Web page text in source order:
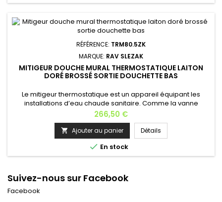
RÉFÉRENCE: TRM80.5ZK
MARQUE: RAV SLEZAK
MITIGEUR DOUCHE MURAL THERMOSTATIQUE LAITON
DORÉ BROSSÉ SORTIE DOUCHETTE BAS
Le mitigeur thermostatique est un appareil équipant les
installations d’eau chaude sanitaire. Comme la vanne
thermostatique, il réalise une action sur les débits en fonction
d’une température. Mitigeur thermostatique avec sécurité
anti-brûlure; Matière: laiton Finition: doré brosséLongueur:
28,5 cmProfondeur: 9 cmHauteur: 8 cmPoids: 2,5 kgGarantie:
6 ans...
Prix
266,50 €
 Ajouter au panier Détails
 En stock
Suivez-nous sur Facebook
Facebook